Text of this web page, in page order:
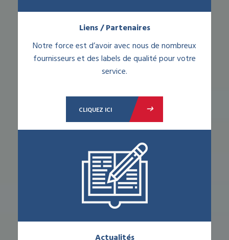
Liens / Partenaires
Notre force est d’avoir avec nous de nombreux
fournisseurs et des labels de qualité pour votre
service.
CLIQUEZ ICI